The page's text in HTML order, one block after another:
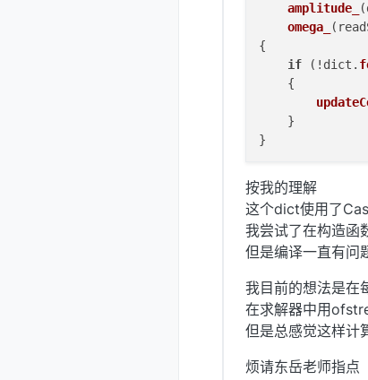
amplitude_
omega_
(
{
if (!dict.
    {
    }
按我的理解
这个dict使用了
我尝试了在构造
但是编译一直有问
我目前的想法是在
在求解器中用
但是总感觉这样计
烦请东岳老师指点